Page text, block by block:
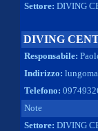
Settore: DIVING
DIVING
Responsabile:
Indirizzo:
Telefono:
Note
Settore: DIVING